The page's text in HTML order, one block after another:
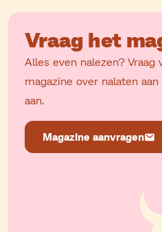
Vraag het
Alles even nalezen? Vraag
magazine over nalaten
aan.
Magazine aanvragen